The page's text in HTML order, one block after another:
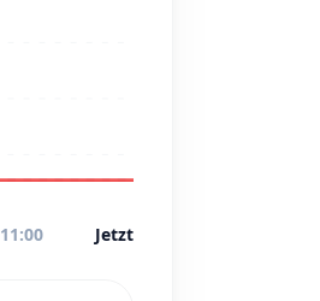
11:00 Jetzt